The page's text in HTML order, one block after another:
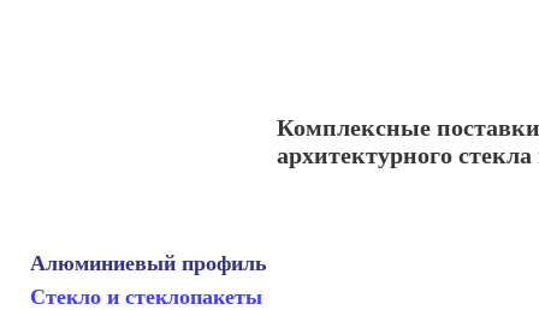
Комплексные
архитектурного
Алюминиевый профиль
Стекло и стеклопакеты